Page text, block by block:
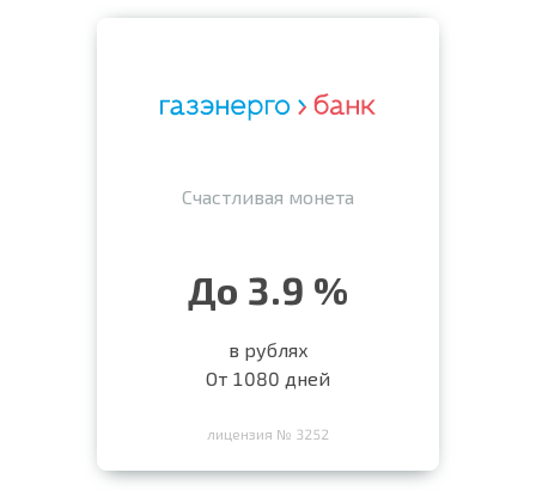
Счастливая монета
До 3.9 %
в рублях
От 1080 дней
лицензия № 3252